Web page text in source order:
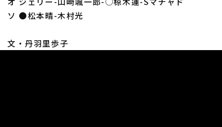
ソ ●松本晴-木村光
文・丹羽里歩子